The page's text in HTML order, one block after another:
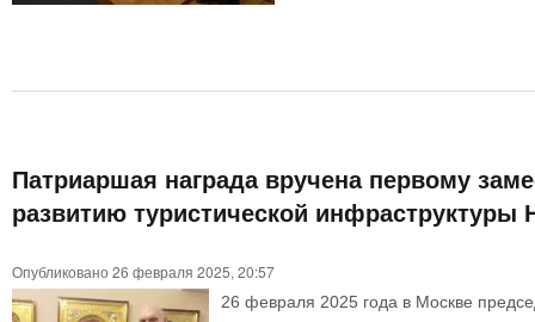
Патриаршая награда вручена первому
развитию туристической инфраструктуры
Опубликовано 26 февраля 2025, 20:57
26 февраля 2025 года в Москве